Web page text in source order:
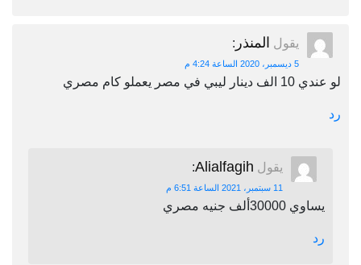
يقول المنذر :
5 ديسمبر، 2020 الساعة 4:24 م
لو عندي 10 الف دينار ليبي في مصر يعملو كام مصري
رد
يقول Alialfagih
:
11 سبتمبر، 2021 الساعة 6:51 م
يساوي 30000ألف جنيه مصري
رد